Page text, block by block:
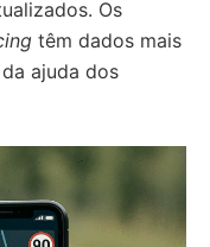
Os
têm dados mais
ajuda dos